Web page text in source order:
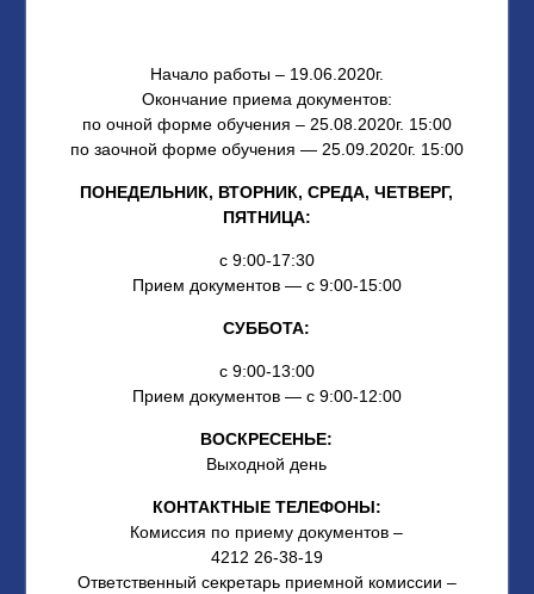
Начало работы – 19.06.2020г.
Окончание приема документов:
по очной форме обучения – 25.08.2020г. 15:00
по заочной форме обучения — 25.09.2020г. 15:00
ПОНЕДЕЛЬНИК, ВТОРНИК, СРЕДА, ЧЕТВЕРГ,
ПЯТНИЦА:
с 9:00-17:30
Прием документов — с 9:00-15:00
СУББОТА:
с 9:00-13:00
Прием документов — с 9:00-12:00
ВОСКРЕСЕНЬЕ:
Выходной день
КОНТАКТНЫЕ ТЕЛЕФОНЫ:
Комиссия по приему документов –
4212 26-38-19
Ответственный секретарь приемной комиссии –